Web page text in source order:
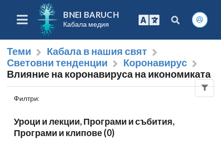
BNEI BARUCH
Кабала медия
Теми
Кабала в нашия свят
Световни тенденции
Коронавирус
Влияние на коронавируса на икономиката
Филтри:
Уроци и лекции, Програми и събития,
Програми и клипове (0)